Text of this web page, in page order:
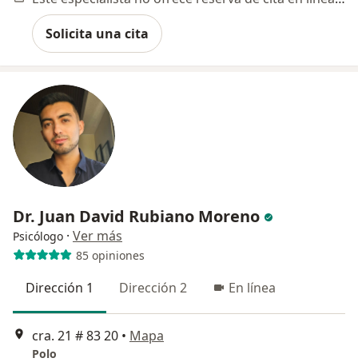
Solicita una cita
Dr. Juan David Rubiano Moreno
Psicólogo · Ver más
85 opiniones
Dirección 1 Dirección 2 En línea
cra. 21 # 83 20 • Mapa
Polo